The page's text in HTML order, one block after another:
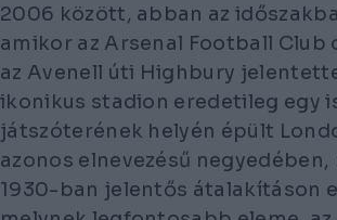
2006 között, abban az
amikor az Arsenal Football Club
az Avenell úti Highbury
ikonikus stadion eredetileg egy
játszóterének helyén épült
azonos elnevezésű negyedében,
1930-ban jelentős átalakításon